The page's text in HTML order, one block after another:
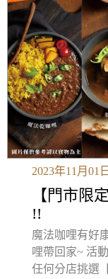
2023年11月01日
【門市限
!!
魔法咖哩有好
哩帶回家~ 活
任何分店挑選